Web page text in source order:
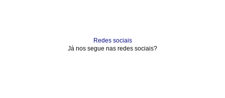
Redes sociais
Já nos segue nas redes sociais?